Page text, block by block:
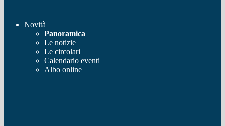
Novità
Panoramica
Le notizie
Le circolari
Calendario eventi
Albo online